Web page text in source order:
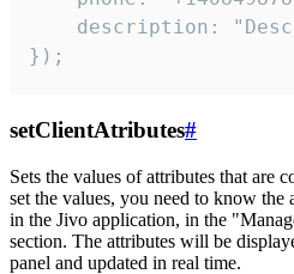
description:
});
setClientAtributes#
Sets the values ​​of attributes that are
set the values, you need to know the
in the Jivo application, in the
section. The attributes will be
panel and updated in real time.